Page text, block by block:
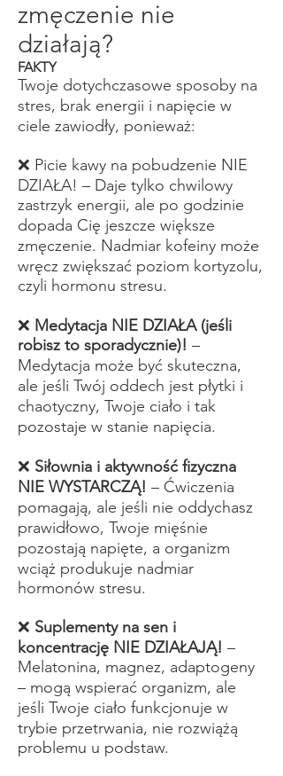
zmęczenie nie
działają?
FAKTY
Twoje dotychczasowe sposoby na
stres, brak energii i napięcie w
ciele zawiodły, ponieważ:
❌ Picie kawy na pobudzenie NIE
DZIAŁA! – Daje tylko chwilowy
zastrzyk energii, ale po godzinie
dopada Cię jeszcze większe
zmęczenie. Nadmiar kofeiny może
wręcz zwiększać poziom kortyzolu,
czyli hormonu stresu.
❌ Medytacja NIE DZIAŁA (jeśli
robisz to sporadycznie)! –
Medytacja może być skuteczna,
ale jeśli Twój oddech jest płytki i
chaotyczny, Twoje ciało i tak
pozostaje w stanie napięcia.
❌ Siłownia i aktywność fizyczna
NIE WYSTARCZĄ! – Ćwiczenia
pomagają, ale jeśli nie oddychasz
prawidłowo, Twoje mięśnie
pozostają napięte, a organizm
wciąż produkuje nadmiar
hormonów stresu.
❌ Suplementy na sen i
koncentrację NIE DZIAŁAJĄ! –
Melatonina, magnez, adaptogeny
– mogą wspierać organizm, ale
jeśli Twoje ciało funkcjonuje w
trybie przetrwania, nie rozwiążą
problemu u podstaw.